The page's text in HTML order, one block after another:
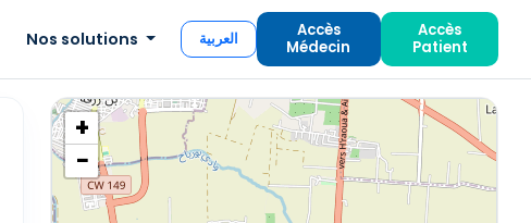
Nos solutions العربية
Accès
Médecin
Accès
Patient
+
−